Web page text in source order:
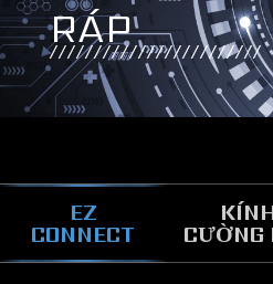
RÁP
EZ
CONNECT CƯỜNG